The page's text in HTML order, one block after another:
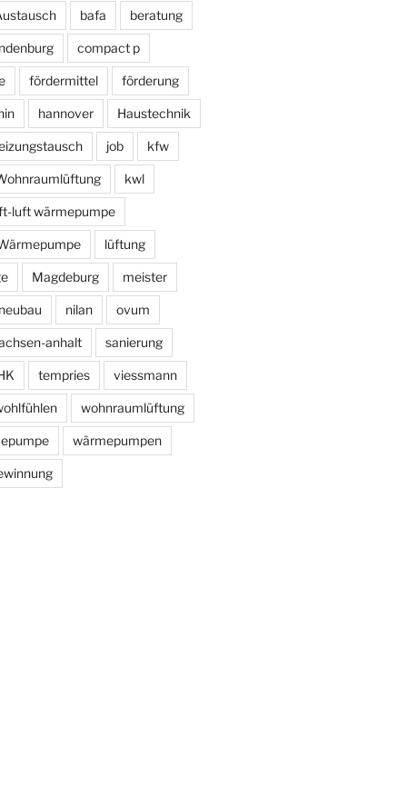
bafa beratung
compact p
fördermittel förderung
hannover Haustechnik
job kfw
kwl
luft wärmepumpe
lüftung
Magdeburg meister
neubau nilan ovum
anhalt sanierung
tempries viessmann
wohnraumlüftung
wärmepumpen